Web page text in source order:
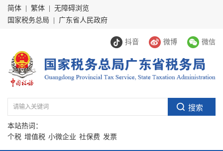
简体 繁体
无障碍浏览
国家税务总局
广东省人民政府
抖音 微博 微信
本站热词：
个税 增值税 小微企业 社保费 发票